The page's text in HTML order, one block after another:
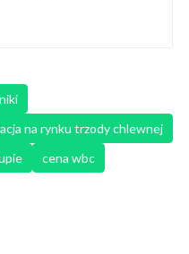
na rynku trzody chlewnej
cena wbc